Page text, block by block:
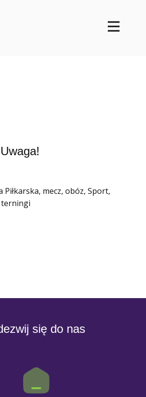
Piłkarska, mecz, obóz, Sport,
terningi
się do nas